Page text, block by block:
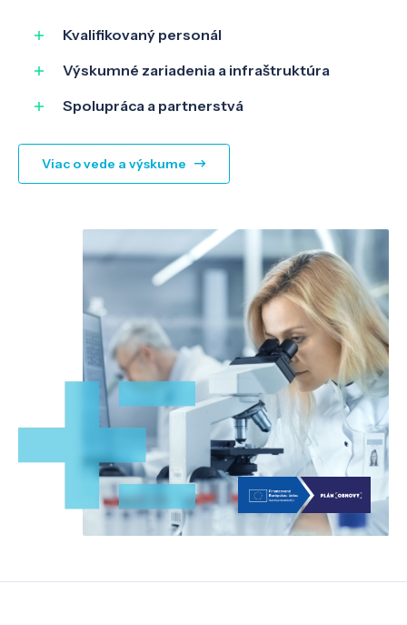
Kvalifikovaný personál
Výskumné zariadenia a infraštruktúra
Spolupráca a partnerstvá
Viac o vede a výskume